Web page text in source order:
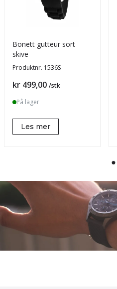
Bonett gutteur sort
skive
Produktnr. 1536S
Pris
kr 499,00 /stk
På lager
Les mer